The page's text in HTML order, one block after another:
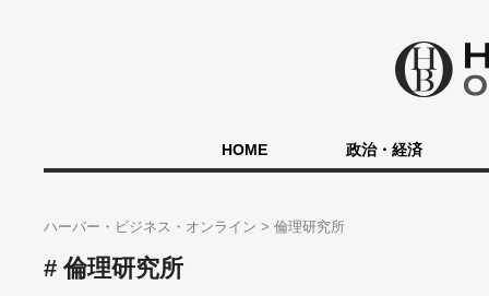
HOME 政治・経済
ハーバー・ビジネス・オンライン 倫理研究所
倫理研究所